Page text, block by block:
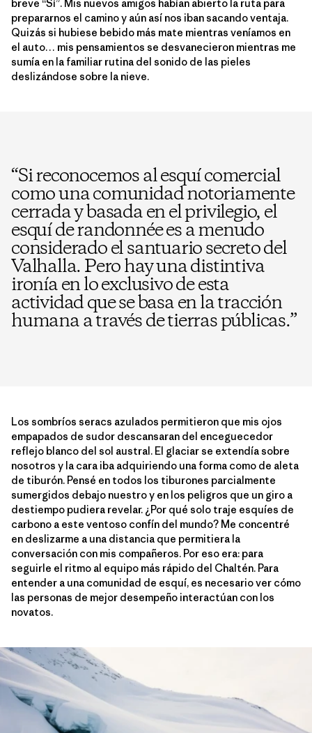
breve “Sí”. Mis nuevos amigos habían abierto la ruta para
prepararnos el camino y aún así nos iban sacando ventaja.
Quizás si hubiese bebido más mate mientras veníamos en
el auto… mis pensamientos se desvanecieron mientras me
sumía en la familiar rutina del sonido de las pieles
deslizándose sobre la nieve.
“Si reconocemos al esquí comercial
como una comunidad notoriamente
cerrada y basada en el privilegio, el
esquí de randonnée es a menudo
considerado el santuario secreto del
Valhalla. Pero hay una distintiva
ironía en lo exclusivo de esta
actividad que se basa en la tracción
humana a través de tierras públicas.”
Los sombríos seracs azulados permitieron que mis ojos
empapados de sudor descansaran del enceguecedor
reflejo blanco del sol austral. El glaciar se extendía sobre
nosotros y la cara iba adquiriendo una forma como de aleta
de tiburón. Pensé en todos los tiburones parcialmente
sumergidos debajo nuestro y en los peligros que un giro a
destiempo pudiera revelar. ¿Por qué solo traje esquíes de
carbono a este ventoso confín del mundo? Me concentré
en deslizarme a una distancia que permitiera la
conversación con mis compañeros. Por eso era: para
seguirle el ritmo al equipo más rápido del Chaltén. Para
entender a una comunidad de esquí, es necesario ver cómo
las personas de mejor desempeño interactúan con los
novatos.